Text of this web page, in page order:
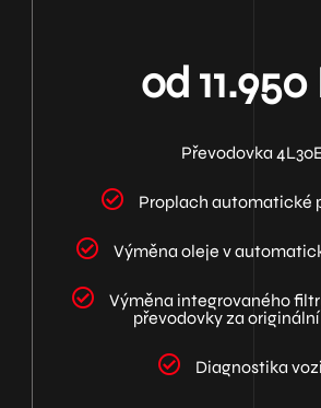
od
Převodovka
Proplach automatické
Výměna oleje v
Výměna integrovaného
převodovky za
Diagnostika